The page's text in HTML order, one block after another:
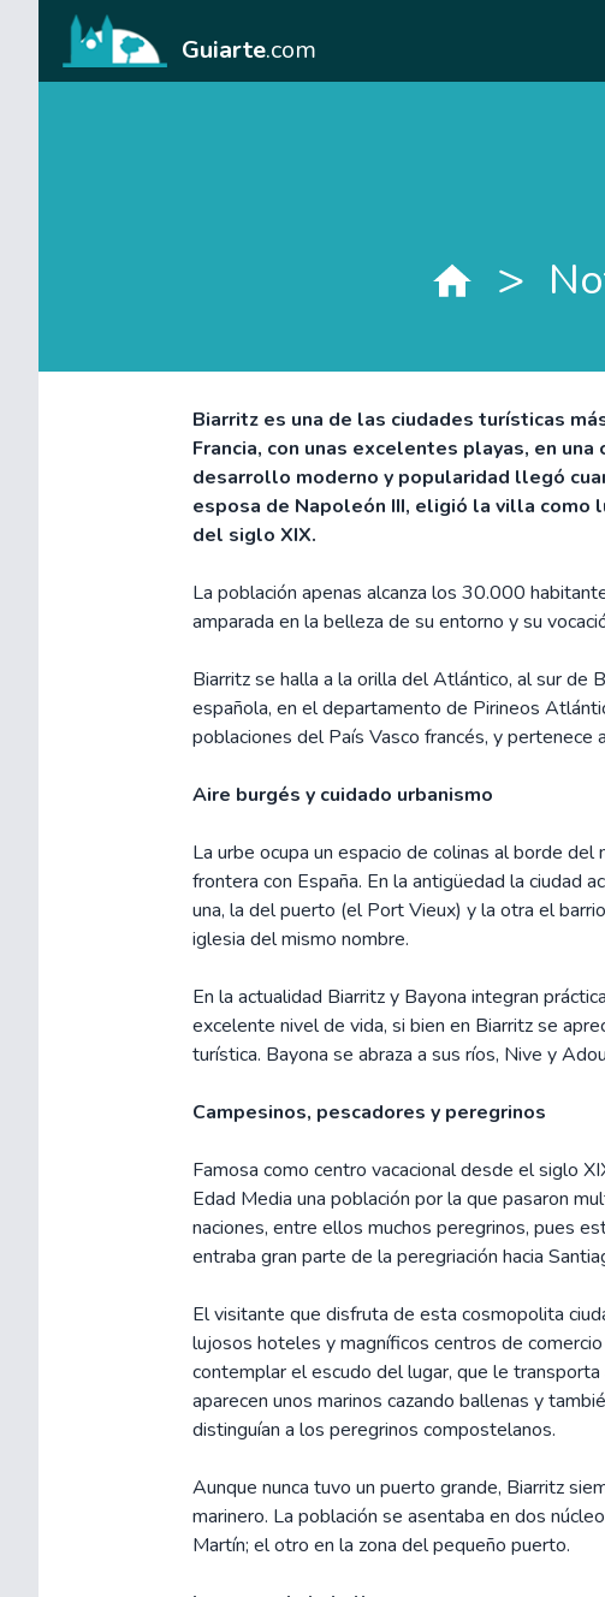
Guiarte.com
>
Biarritz es una de las ciudades turísticas
Francia, con unas excelentes playas, en
desarrollo moderno y popularidad llegó
esposa de Napoleón III, eligió la villa como
del siglo XIX.
La población apenas alcanza los 30.000
amparada en la belleza de su entorno y su
Biarritz se halla a la orilla del Atlántico, al sur de
española, en el departamento de Pirineos
poblaciones del País Vasco francés, y pertenece
Aire burgés y cuidado urbanismo
La urbe ocupa un espacio de colinas al borde
frontera con España. En la antigüedad la ciudad
una, la del puerto (el Port Vieux) y la otra el
iglesia del mismo nombre.
En la actualidad Biarritz y Bayona integran
excelente nivel de vida, si bien en Biarritz se
turística. Bayona se abraza a sus ríos, Nive y
Campesinos, pescadores y peregrinos
Famosa como centro vacacional desde el siglo
Edad Media una población por la que pasaron
naciones, entre ellos muchos peregrinos, pues
entraba gran parte de la peregriación hacia
El visitante que disfruta de esta cosmopolita
lujosos hoteles y magníficos centros de
contemplar el escudo del lugar, que le
aparecen unos marinos cazando ballenas y
distinguían a los peregrinos compostelanos.
Aunque nunca tuvo un puerto grande, Biarritz
marinero. La población se asentaba en dos
Martín; el otro en la zona del pequeño puerto.